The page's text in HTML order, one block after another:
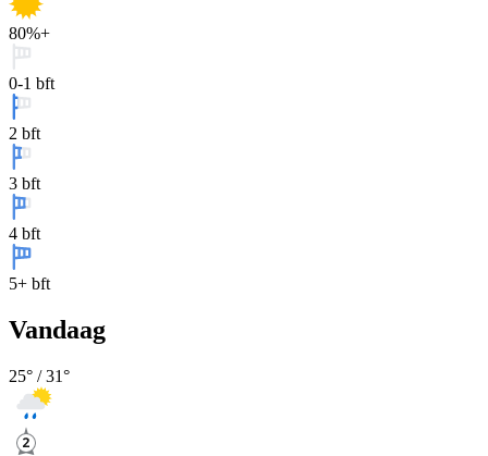
80%+
0-1 bft
2 bft
3 bft
4 bft
5+ bft
Vandaag
25° /31°